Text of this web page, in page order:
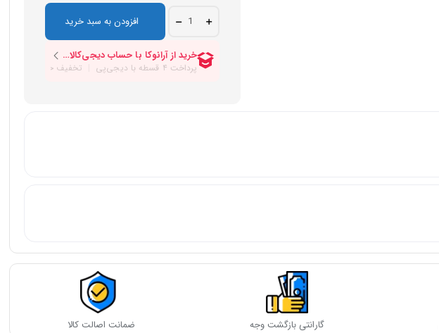
دوربین
دنده
عقب
پاناتک
مدل
افزودن به سبد خرید
گارانتی بازگشت وجه ضمانت اصالت کالا